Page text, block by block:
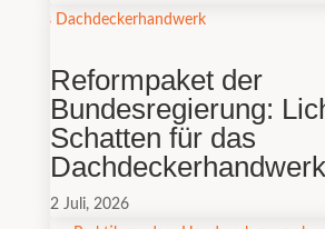
Reformpaket der
Bundesregierung:
Schatten für das
Dachdeckerhandwerk
2 Juli, 2026